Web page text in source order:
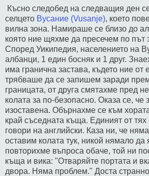
Късно следобед на следващия ден
селцето Вусание (Vusanje), което
вилна зона. Намираше се близо до
която ние щяхме да пресечем по път
Според Уикипедия, населението на
албанци, 1 един босняк и 1 друг.
има гранична застава, където ние от
трябваше да се запишем заради
границата, от друга смятахме пред
колата за по-безопасно. Оказа се, че
изоставена. Обърнахме се към
край съседната къща. Единият от
говори на английски. Каза ни, че
оставим колата тук, никой нямало да
повторихме въпроса обаче, той ни
къща и вика: "Отваряйте портата и
двора. Няма проблем." Доста